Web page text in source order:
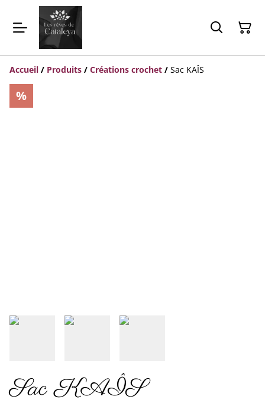
Accueil / Produits / Créations crochet / Sac KAÎS
%
Sac KAÎS